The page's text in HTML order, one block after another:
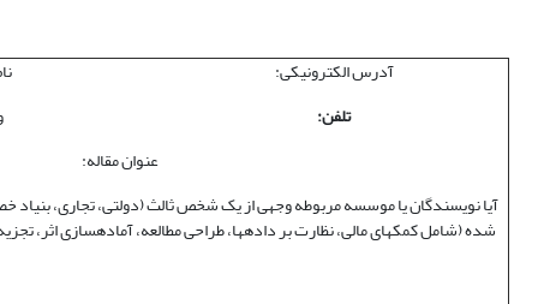
آدرس الکترونیکی:
تلفن:
عنوان مقاله:
آیا نویسندگان یا موسسه مربوطه وجهی از یک شخص ثالث (دولتی، تجاری، بنیاد
شده (شامل کمک‏های مالی، نظارت بر داده‏ها، طراحی مطالعه، آماده‏سازی اثر،